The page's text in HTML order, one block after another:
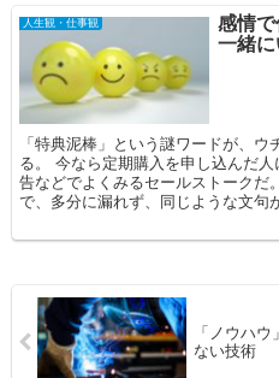
人生観・仕事観
感情で
一緒
「特典泥棒」という謎ワードが、
る。 今なら定期購入を申し込んだ
告などでよくみるセールストークだ
で、多分に漏れず、同じような文句
「ノウハ
ない技術